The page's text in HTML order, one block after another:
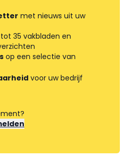
met nieuws uit uw
tot 35 vakbladen en
op een selectie van
voor uw bedrijf